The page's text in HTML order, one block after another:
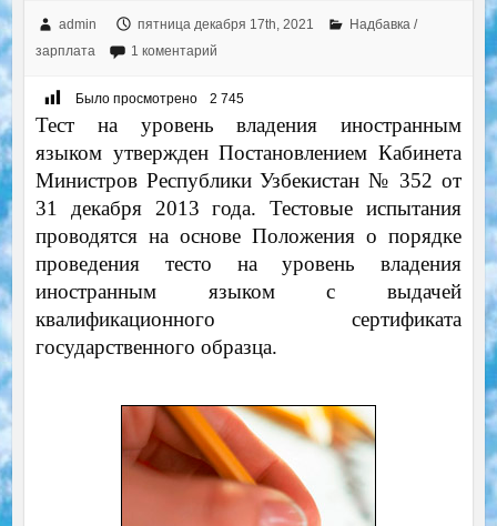
admin пятница декабря 17th, 2021
Надбавка /
зарплата
1 коментарий
Было просмотрено 2 745
Тест на уровень владения иностранным
языком утвержден Постановлением Кабинета
Министров Республики Узбекистан № 352 от
31 декабря 2013 года.Тестовые испытания
проводятся на основе Положения о порядке
проведения тесто на уровень владения
иностранным языком с выдачей
квалификационного сертификата
государственного образца.